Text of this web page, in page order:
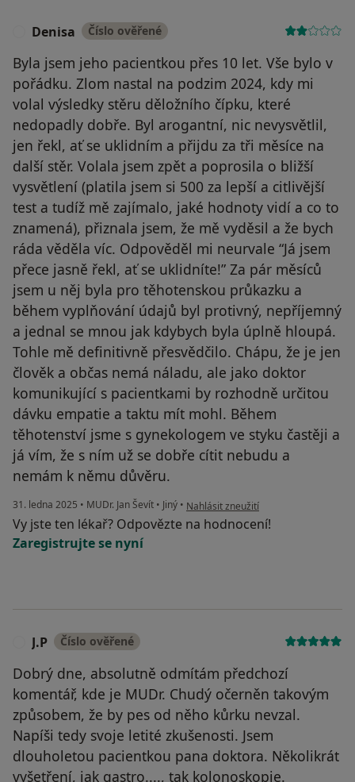
Denisa Číslo ověřené
Byla jsem jeho pacientkou přes 10 let. Vše bylo v
pořádku. Zlom nastal na podzim 2024, kdy mi
volal výsledky stěru děložního čípku, které
nedopadly dobře. Byl arogantní, nic nevysvětlil,
jen řekl, ať se uklidním a přijdu za tři měsíce na
další stěr. Volala jsem zpět a poprosila o bližší
vysvětlení (platila jsem si 500 za lepší a citlivější
test a tudíž mě zajímalo, jaké hodnoty vidí a co to
znamená), přiznala jsem, že mě vyděsil a že bych
ráda věděla víc. Odpověděl mi neurvale “Já jsem
přece jasně řekl, ať se uklidníte!” Za pár měsíců
jsem u něj byla pro těhotenskou průkazku a
během vyplňování údajů byl protivný, nepříjemný
a jednal se mnou jak kdybych byla úplně hloupá.
Tohle mě definitivně přesvědčilo. Chápu, že je jen
člověk a občas nemá náladu, ale jako doktor
komunikující s pacientkami by rozhodně určitou
dávku empatie a taktu mít mohl. Během
těhotenství jsme s gynekologem ve styku častěji a
já vím, že s ním už se dobře cítit nebudu a
nemám k němu důvěru.
31. ledna 2025 • MUDr. Jan Ševít • Jiný • podle názoru uživatele Denisa
Nahlásit zneužití
Vy jste ten lékař? Odpovězte na hodnocení!
Zaregistrujte se nyní
J.P Číslo ověřené
Dobrý dne, absolutně odmítám předchozí
komentář, kde je MUDr. Chudý očerněn takovým
způsobem, že by pes od něho kůrku nevzal.
Napíši tedy svoje letité zkušenosti. Jsem
dlouholetou pacientkou pana doktora. Několikrát
vyšetření, jak gastro...., tak kolonoskopie.